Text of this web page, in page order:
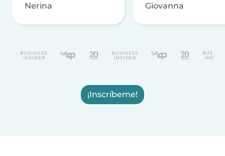
Nerina Giovanna
¡Inscríbeme!